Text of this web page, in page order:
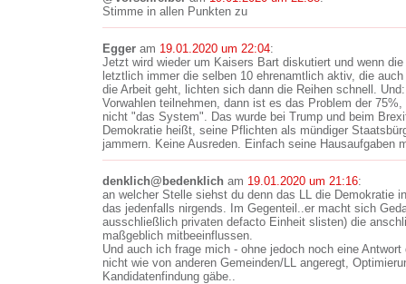
Stimme in allen Punkten zu
Egger am 19.01.2020 um 22:04:
Jetzt wird wieder um Kaisers Bart diskutiert und wenn
letztlich immer die selben 10 ehrenamtlich aktiv, die
die Arbeit geht, lichten sich dann die Reihen schnell.
Vorwahlen teilnehmen, dann ist es das Problem der
nicht "das System". Das wurde bei Trump und beim
Demokratie heißt, seine Pflichten als mündiger
jammern. Keine Ausreden. Einfach seine Hausaufgaben
denklich@bedenklich am 19.01.2020 um 21:16:
an welcher Stelle siehst du denn das LL die Demokratie
das jedenfalls nirgends. Im Gegenteil..er macht sich
ausschließlich privaten defacto Einheit slisten) die
maßgeblich mitbeeinflussen.
Und auch ich frage mich - ohne jedoch noch eine
nicht wie von anderen Gemeinden/LL angeregt,
Kandidatenfindung gäbe..